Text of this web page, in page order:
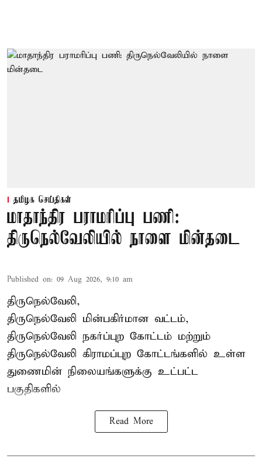
தமிழக செய்திகள்
மாதாந்திர பராமரிப்பு பணி:
திருநெல்வேலியில் நாளை மின்தடை
Published on: 09 Aug 2026, 9:10 am
திருநெல்வேலி,
திருநெல்வேலி மின்பகிர்மான வட்டம்,
திருநெல்வேலி நகர்ப்புற கோட்டம் மற்றும்
திருநெல்வேலி கிராமப்புற கோட்டங்களில் உள்ள
துணைமின் நிலையங்களுக்கு உட்பட்ட
பகுதிகளில்
Read More